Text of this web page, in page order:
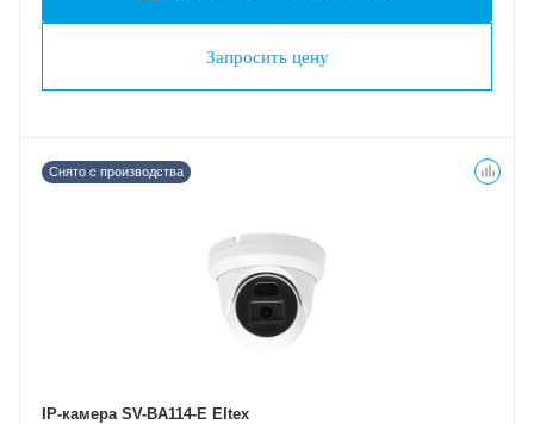
Запросить цену
Снято с производства
IP-камера SV-BA114-E Eltex